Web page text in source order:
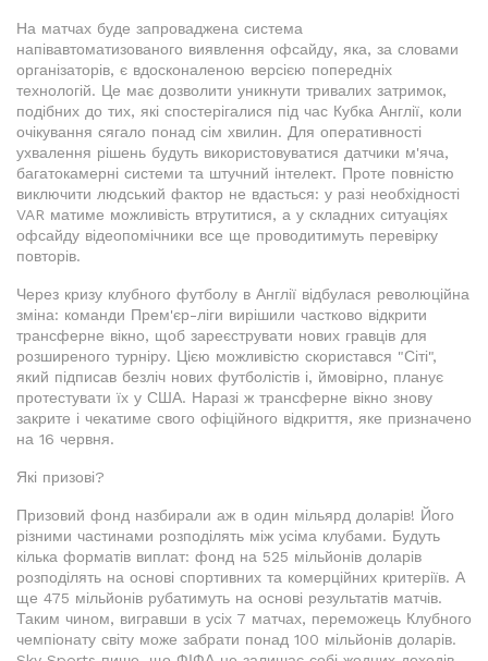
На матчах буде запроваджена система
напівавтоматизованого виявлення офсайду, яка, за словами
організаторів, є вдосконаленою версією попередніх
технологій. Це має дозволити уникнути тривалих затримок,
подібних до тих, які спостерігалися під час Кубка Англії, коли
очікування сягало понад сім хвилин. Для оперативності
ухвалення рішень будуть використовуватися датчики м'яча,
багатокамерні системи та штучний інтелект. Проте повністю
виключити людський фактор не вдасться: у разі необхідності
VAR матиме можливість втрутитися, а у складних ситуаціях
офсайду відеопомічники все ще проводитимуть перевірку
повторів.
Через кризу клубного футболу в Англії відбулася революційна
зміна: команди Прем'єр-ліги вирішили частково відкрити
трансферне вікно, щоб зареєструвати нових гравців для
розширеного турніру. Цією можливістю скористався "Сіті",
який підписав безліч нових футболістів і, ймовірно, планує
протестувати їх у США. Наразі ж трансферне вікно знову
закрите і чекатиме свого офіційного відкриття, яке призначено
на 16 червня.
Які призові?
Призовий фонд назбирали аж в один мільярд доларів! Його
різними частинами розподілять між усіма клубами. Будуть
кілька форматів виплат: фонд на 525 мільйонів доларів
розподілять на основі спортивних та комерційних критеріїв. А
ще 475 мільйонів рубатимуть на основі результатів матчів.
Таким чином, вигравши в усіх 7 матчах, переможець Клубного
чемпіонату світу може забрати понад 100 мільйонів доларів.